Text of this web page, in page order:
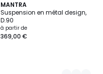
MANTRA
Suspension en métal design,
D.90
à partir de
369,00 €
4
Couleurs